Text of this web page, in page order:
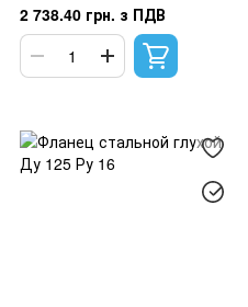
2 738.40 грн. з ПДВ